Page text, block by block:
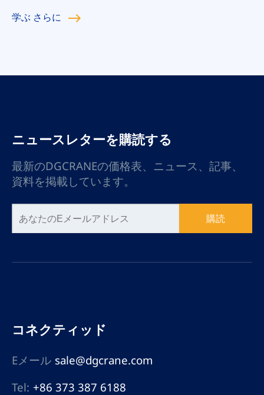
の取り扱いに広く使用され
学ぶ さらに
ニュースレターを購読する
最新のDGCRANEの価格表、ニュース、記事、
資料を掲載しています。
購読
コネクティッド
Eメール sale@dgcrane.com
Tel: +86 373 387 6188